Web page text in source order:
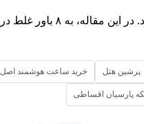
فشار خون بالا یا…
پرشین هتل خرید ساعت هوشمند اصل
پارسیان اقساطی